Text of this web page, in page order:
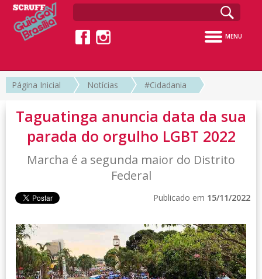
MENU
Página Inicial Notícias #Cidadania
Taguatinga anuncia data da sua
parada do orgulho LGBT 2022
Marcha é a segunda maior do Distrito
Federal
Publicado em 15/11/2022